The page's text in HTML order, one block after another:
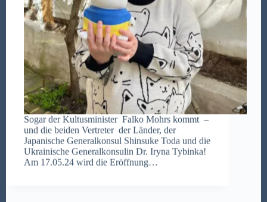
Sogar der Kultusminister Falko Mohrs kommt –
und die beiden Vertreter der Länder, der
Japanische Generalkonsul Shinsuke Toda und die
Ukrainische Generalkonsulin Dr. Iryna Tybinka!
Am 17.05.24 wird die Eröffnung…